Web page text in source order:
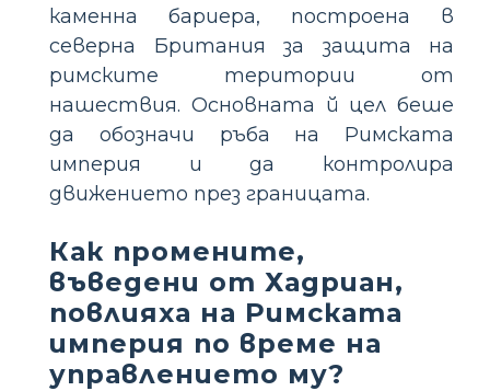
каменна бариера, построена в
северна Британия за защита на
римските територии от
нашествия. Основната й цел беше
да обозначи ръба на Римската
империя и да контролира
движението през границата.
Как промените,
въведени от Хадриан,
повлияха на Римската
империя по време на
управлението му?